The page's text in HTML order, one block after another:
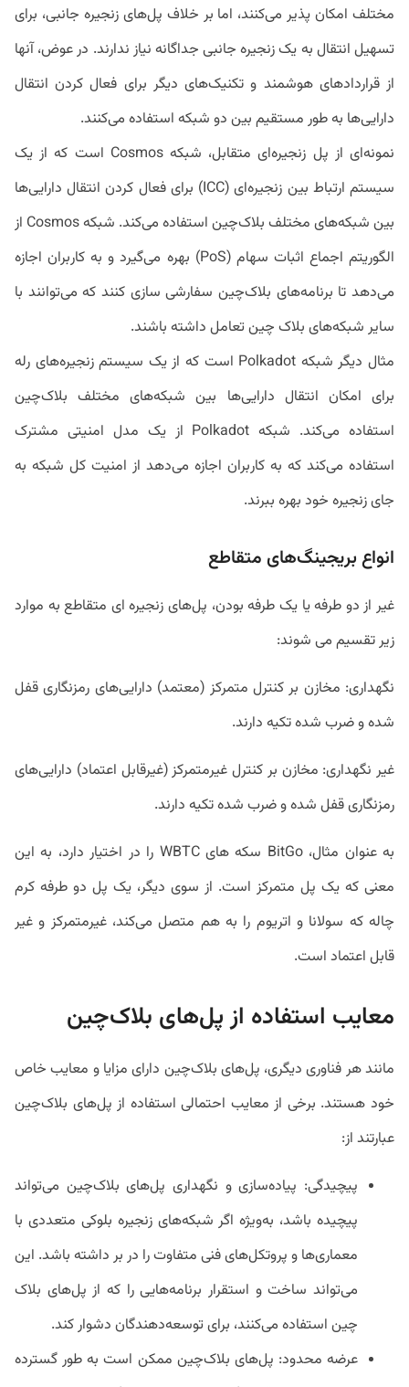
مختلف امکان پذیر می‌کنند، اما بر خلاف پل‌های زنجیره جانبی، برای
تسهیل انتقال به یک زنجیره جانبی جداگانه نیاز ندارند. در عوض، آنها
از قراردادهای هوشمند و تکنیک‌های دیگر برای فعال کردن انتقال
دارایی‌ها به طور مستقیم بین دو شبکه استفاده می‌کنند.
نمونه‌ای از پل زنجیره‌ای متقابل، شبکه Cosmos است که از یک
سیستم ارتباط بین زنجیره‌ای (ICC) برای فعال کردن انتقال دارایی‌ها
بین شبکه‌های مختلف بلاک‌چین استفاده می‌کند. شبکه Cosmos از
الگوریتم اجماع اثبات سهام (PoS) بهره می‌گیرد و به کاربران اجازه
می‌دهد تا برنامه‌های بلاک‌چین سفارشی سازی کنند که می‌توانند با
سایر شبکه‌های بلاک چین تعامل داشته باشند.
مثال دیگر شبکه Polkadot است که از یک سیستم زنجیره‌های رله
برای امکان انتقال دارایی‌ها بین شبکه‌های مختلف بلاک‌چین
استفاده می‌کند. شبکه Polkadot از یک مدل امنیتی مشترک
استفاده می‌کند که به کاربران اجازه می‌دهد از امنیت کل شبکه به
جای زنجیره خود بهره ببرند.
انواع بریجینگ‌های متقاطع
غیر از دو طرفه یا یک طرفه بودن، پل‌های زنجیره ای متقاطع به موارد
زیر تقسیم می شوند:
نگهداری: مخازن بر کنترل متمرکز (معتمد) دارایی‌های رمزنگاری قفل
شده و ضرب شده تکیه دارند.
غیر نگهداری: مخازن بر کنترل غیرمتمرکز (غیرقابل اعتماد) دارایی‌های
رمزنگاری قفل شده و ضرب شده تکیه دارند.
به عنوان مثال، BitGo سکه های WBTC را در اختیار دارد، به این
معنی که یک پل متمرکز است. از سوی دیگر، یک پل دو طرفه کرم
چاله که سولانا و اتریوم را به هم متصل می‌کند، غیرمتمرکز و غیر
قابل اعتماد است.
معایب استفاده از پل‌های بلاک‌چین
مانند هر فناوری دیگری، پل‌های بلاک‌چین دارای مزایا و معایب خاص
خود هستند. برخی از معایب احتمالی استفاده از پل‌های بلاک‌چین
عبارتند از:
پیچیدگی: پیاده‌سازی و نگهداری پل‌های بلاک‌چین می‌تواند
پیچیده باشد، به‌ویژه اگر شبکه‌های زنجیره بلوکی متعددی با
معماری‌ها و پروتکل‌های فنی متفاوت را در بر داشته باشد. این
می‌تواند ساخت و استقرار برنامه‌هایی را که از پل‌های بلاک
چین استفاده می‌کنند، برای توسعه‌دهندگان دشوار کند.
عرضه محدود: پل‌های بلاک‌چین ممکن است به طور گسترده